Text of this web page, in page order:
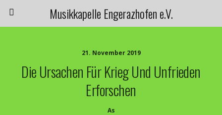
Musikkapelle Engerazhofen e.V.
21. November 2019
Die Ursachen Für Krieg Und Unfrieden
Erforschen
As